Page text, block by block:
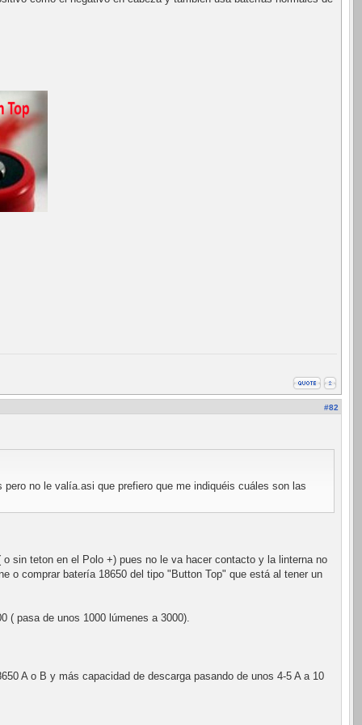
#82
no le valía.asi que prefiero que me indiquéis cuáles son las
sin teton en el Polo +) pues no le va hacer contacto y la linterna no
o comprar batería 18650 del tipo "Button Top" que está al tener un
( pasa de unos 1000 lúmenes a 3000).
A o B y más capacidad de descarga pasando de unos 4-5 A a 10